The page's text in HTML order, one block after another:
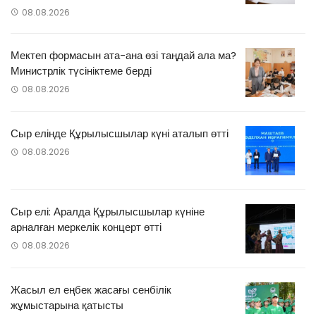
08.08.2026
Мектеп формасын ата-ана өзі таңдай ала ма?
Министрлік түсініктеме берді
08.08.2026
Сыр елінде Құрылысшылар күні аталып өтті
08.08.2026
Сыр елі: Аралда Құрылысшылар күніне
арналған меркелік концерт өтті
08.08.2026
Жасыл ел еңбек жасағы сенбілік
жұмыстарына қатысты